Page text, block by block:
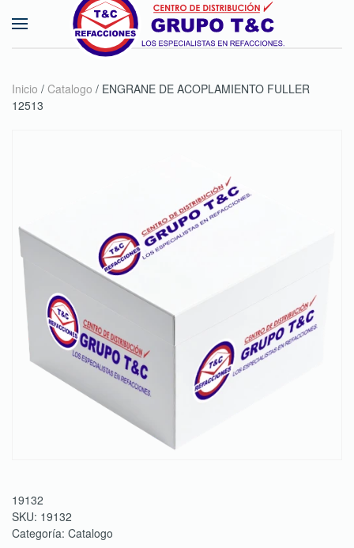
Skip to main content
Inicio / Catalogo / ENGRANE DE ACOPLAMIENTO FULLER
12513
19132
SKU: 19132
Categoría: Catalogo